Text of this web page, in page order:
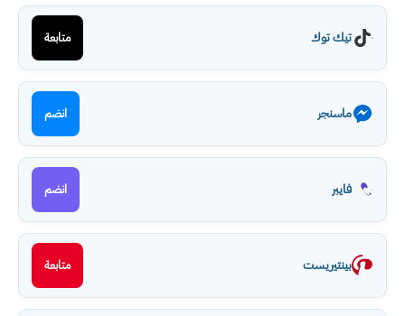
تيك توك متابعة
ماسنجر انضم
فايبر انضم
بينتيريست متابعة